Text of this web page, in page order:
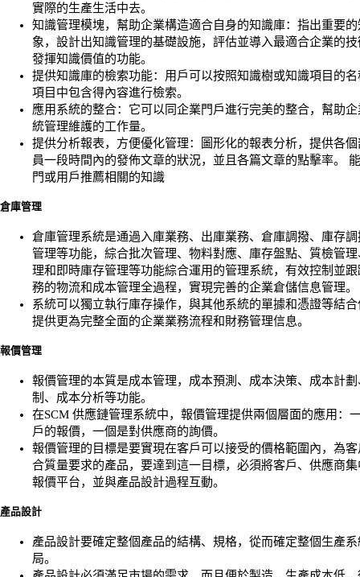
實際的生產生活中去。
知識管理模塊，幫助企業構造適合自身的知識庫：指出重要
象，設計出知識管理的基礎設施，評估並導入最適合企業的
發揮知識價值的功能。
提供知識庫的檢索功能：用戶可以按照知識樹或知識項目的
項目中包含得內容進行檢索。
應用系統的整合：它可以同企業門戶進行完美的整合，幫助
統管理維護的工作量。
提供分析報表，方便優化管理：圖形化的報表分析，提供各
員一段時間內的發佈文章的狀況，並且各篇文章的點擊率。
門或用戶推薦相關的知識
倉庫管理
倉庫管理系統是通過入庫業務、出庫業務、倉庫調撥、庫存
管理等功能，綜合批次管理、物料對應、庫存盤點、質檢管
理和即時庫存管理等功能綜合運用的管理系統，有效控制並
務的物流和成本管理全過程，實現完善的企業倉儲信息管理。
系統可以獨立執行庫存操作，與其他系統的單據和憑證等結
提供更為完整全面的企業業務流程和財務管理信息。
報價管理
報價管理的本質是成本管理，成本預測、成本決策、成本計
制、成本分析等功能。
在SCM 供應鏈管理系統中，報價管理提供兩個層面的應用：
戶的報價，一個是對供應商的詢價。
報價管理的目標是要實現在客戶可以接受的價格範圍內，為
合質量要求的產品，要達到這一目標，必須將客戶、供應商
報價平台，並與產品設計過程互動。
產品設計
產品設計要確定整個產品的結構、規格，從而確定整個生產
局。